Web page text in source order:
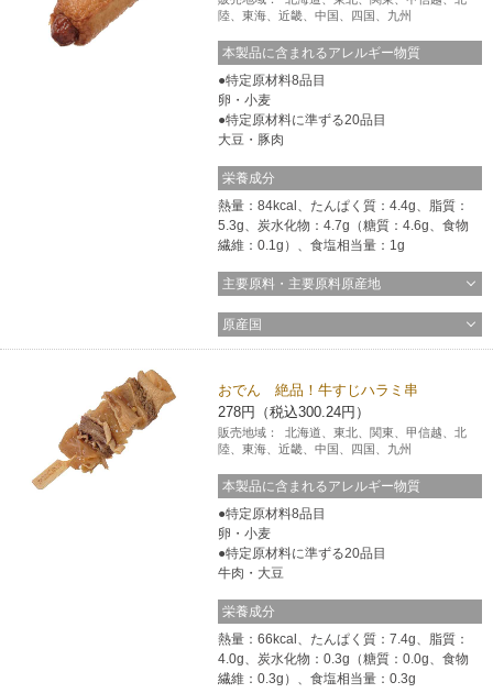
陸、東海、近畿、中国、四国、九州
本製品に含まれるアレルギー物質
特定原材料8品目
卵・小麦
特定原材料に準ずる20品目
大豆・豚肉
栄養成分
熱量：84kcal、たんぱく質：4.4g、脂質：
5.3g、炭水化物：4.7g（糖質：4.6g、食物
繊維：0.1g）、食塩相当量：1g
主要原料・主要原料原産地
原産国
おでん 絶品！牛すじハラミ串
278円（税込300.24円）
販売地域：
北海道、東北、関東、甲信越、北
陸、東海、近畿、中国、四国、九州
本製品に含まれるアレルギー物質
特定原材料8品目
卵・小麦
特定原材料に準ずる20品目
牛肉・大豆
栄養成分
熱量：66kcal、たんぱく質：7.4g、脂質：
4.0g、炭水化物：0.3g（糖質：0.0g、食物
繊維：0.3g）、食塩相当量：0.3g